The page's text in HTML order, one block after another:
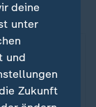
deine
unter
und
Zukunft